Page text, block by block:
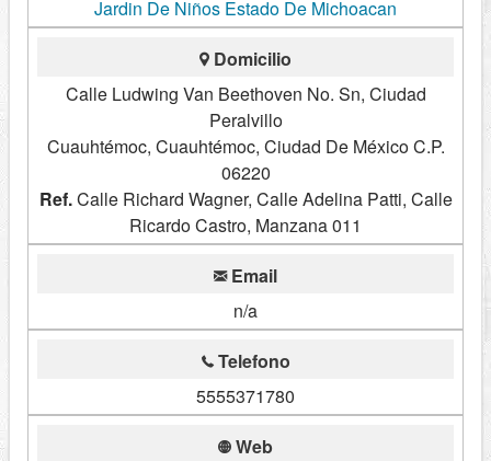
Jardin De Niños Estado De Michoacan
Domicilio
Calle Ludwing Van Beethoven No. Sn, Ciudad
Peralvillo
Cuauhtémoc, Cuauhtémoc, Ciudad De México C.P.
06220
Ref.Calle Richard Wagner, Calle Adelina Patti, Calle
Ricardo Castro, Manzana 011
Email
n/a
Telefono
5555371780
Web